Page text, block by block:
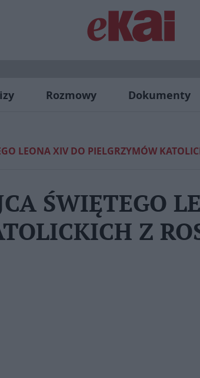
Rozmowy Dokumenty
LEONA XIV DO PIELGRZYMÓW
ŚWIĘTEGO
Z